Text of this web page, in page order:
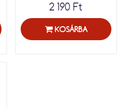
2 190 Ft
KOSÁRBA